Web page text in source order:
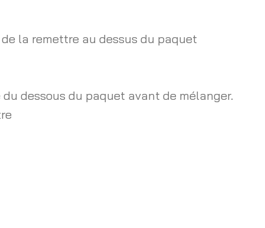
la remettre au dessus du paquet
dessous du paquet avant de mélanger.